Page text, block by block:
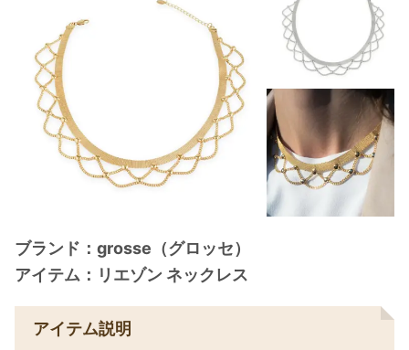
ブランド：grosse（グロッセ）
アイテム：リエゾン ネックレス
アイテム説明